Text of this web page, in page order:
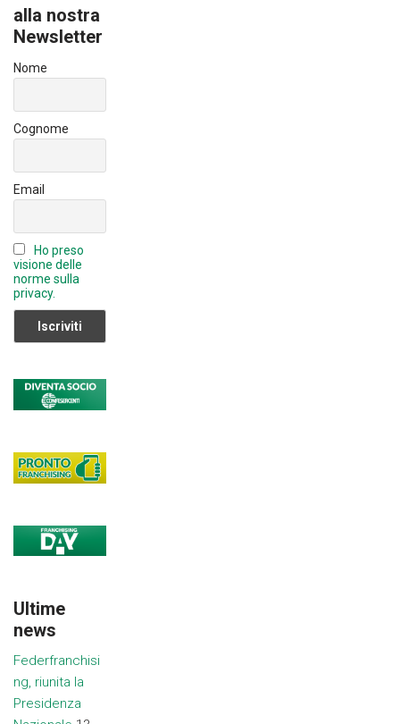
o
ok
n
T
u
b
C
n
el
alla nostra
Newsletter
Nome
Cognome
Email
Ho preso
visione delle
norme sulla
privacy.
Ultime
news
Federfranchisi
ng, riunita la
Presidenza